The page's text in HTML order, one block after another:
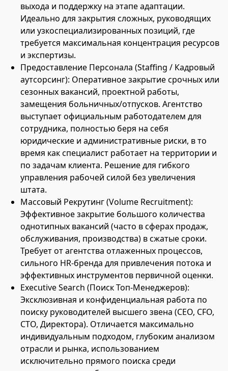
выхода и поддержку на этапе адаптации.
Идеально для закрытия сложных, руководящих
или узкоспециализированных позиций, где
требуется максимальная концентрация ресурсов
и экспертизы.
Предоставление Персонала (Staffing / Кадровый
аутсорсинг): Оперативное закрытие срочных или
сезонных вакансий, проектной работы,
замещения больничных/отпусков. Агентство
выступает официальным работодателем для
сотрудника, полностью беря на себя
юридические и административные риски, в то
время как специалист работает на территории и
по задачам клиента. Решение для гибкого
управления рабочей силой без увеличения
штата.
Массовый Рекрутинг (Volume Recruitment):
Эффективное закрытие большого количества
однотипных вакансий (часто в сферах продаж,
обслуживания, производства) в сжатые сроки.
Требует от агентства отлаженных процессов,
сильного HR-бренда для привлечения потока и
эффективных инструментов первичной оценки.
Executive Search (Поиск Топ-Менеджеров):
Эксклюзивная и конфиденциальная работа по
поиску руководителей высшего звена (CEO, CFO,
CTO, Директора). Отличается максимально
индивидуальным подходом, глубоким анализом
отрасли и рынка, использованием
исключительно прямого поиска среди